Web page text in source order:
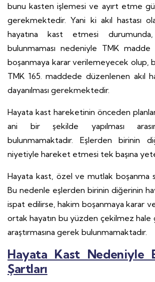
bunu kasten işlemesi ve ayırt etme
gerekmektedir. Yani ki akıl hastası
hayatına kast etmesi
bulunmaması nedeniyle TMK madde
boşanmaya karar verilemeyecek olup,
TMK 165. maddede düzenlenen akıl
dayanılması gerekmektedir.
Hayata kast hareketinin önceden
ani bir şekilde yapılması
bulunmamaktadır. Eşlerden birinin
niyetiyle hareket etmesi tek başına
Hayata kast, özel ve mutlak boşanma
Bu nedenle eşlerden birinin diğerinin
ispat edilirse, hakim boşanmaya karar
ortak hayatın bu yüzden çekilmez hale
araştırmasına gerek bulunmamaktadır.
Hayata Kast Nedeniyle
Şartları